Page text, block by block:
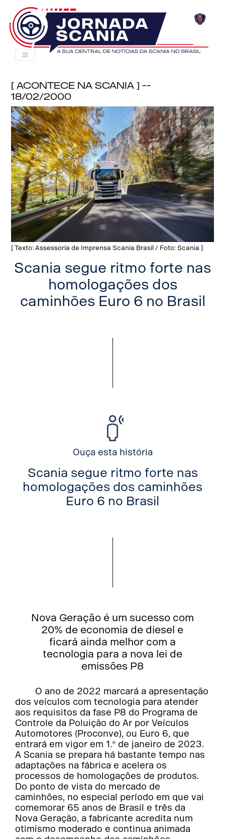
[ Acontece na Scania ] --
18/02/2000
[ Texto: Assessoria de Imprensa Scania Brasil / Foto: Scania ]
Scania segue ritmo forte nas
homologações dos
caminhões Euro 6 no Brasil
Ouça esta história
Scania segue ritmo forte nas
homologações dos caminhões
Euro 6 no Brasil
Nova Geração é um sucesso com
20% de economia de diesel e
ficará ainda melhor com a
tecnologia para a nova lei de
emissões P8
O ano de 2022 marcará a apresentação
dos veículos com tecnologia para atender
aos requisitos da fase P8 do Programa de
Controle da Poluição do Ar por Veículos
Automotores (Proconve), ou Euro 6, que
entrará em vigor em 1.º de janeiro de 2023.
A Scania se prepara há bastante tempo nas
adaptações na fábrica e acelera os
processos de homologações de produtos.
Do ponto de vista do mercado de
caminhões, no especial período em que vai
comemorar 65 anos de Brasil e três da
Nova Geração, a fabricante acredita num
otimismo moderado e continua animada